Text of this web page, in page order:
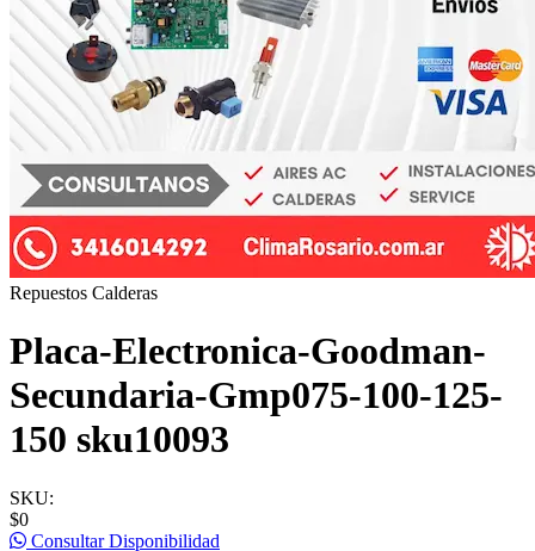
Repuestos Calderas
Placa-Electronica-Goodman-
Secundaria-Gmp075-100-125-
150 sku10093
SKU:
$0
Consultar Disponibilidad